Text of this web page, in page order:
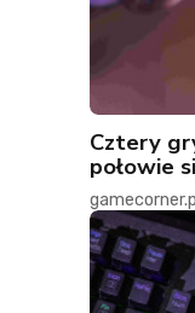
Cztery
połowie
gamecorner.pl